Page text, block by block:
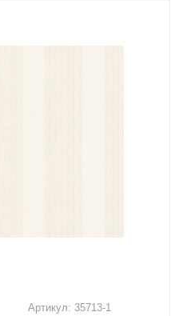
Артикул: 35713-1